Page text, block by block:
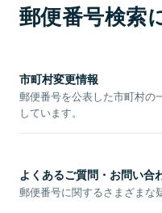
郵便番号検索
市町村変更情報
郵便番号を公表した市町村の
しています。
よくあるご質問・お問い合
郵便番号に関するさまざまな